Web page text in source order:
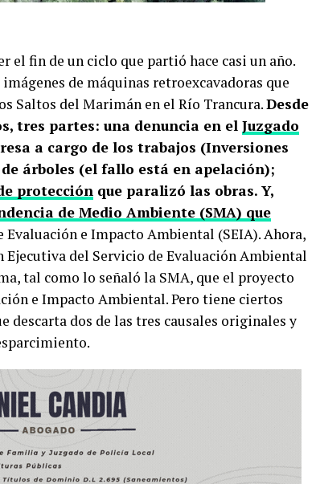
el fin de un ciclo que partió hace casi un año.
de máquinas retroexcavadoras que
Saltos del Marimán en el Río Trancura.Desde
tres partes: una denuncia en el Juzgado
a cargo de los trabajos (Inversiones
árboles (el fallo está en apelación);
protección que paralizó las obras. Y,
de Medio Ambiente (SMA) que
e Impacto Ambiental (SEIA).Ahora,
Ejecutiva del Servicio de Evaluación Ambiental
tal como lo señaló la SMA, que el proyecto
e Impacto Ambiental. Pero tiene ciertos
descarta dos de las tres causales originales y